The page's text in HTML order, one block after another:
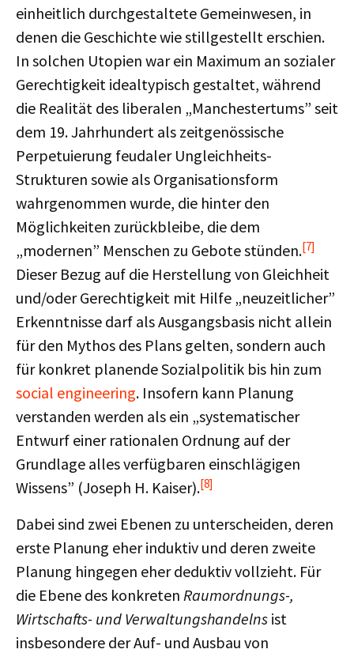
einheitlich durchgestaltete Gemeinwesen, in
denen die Geschichte wie stillgestellt erschien.
In solchen Utopien war ein Maximum an sozialer
Gerechtigkeit idealtypisch gestaltet, während
die Realität des liberalen „Manchestertums” seit
dem 19. Jahrhundert als zeitgenössische
Perpetuierung feudaler Ungleichheits-
Strukturen sowie als Organisationsform
wahrgenommen wurde, die hinter den
Möglichkeiten zurückbleibe, die dem
„modernen” Menschen zu Gebote stünden.[7]
Dieser Bezug auf die Herstellung von Gleichheit
und/oder Gerechtigkeit mit Hilfe „neuzeitlicher”
Erkenntnisse darf als Ausgangsbasis nicht allein
für den Mythos des Plans gelten, sondern auch
für konkret planende Sozialpolitik bis hin zum
social engineering. Insofern kann Planung
verstanden werden als ein „systematischer
Entwurf einer rationalen Ordnung auf der
Grundlage alles verfügbaren einschlägigen
Wissens” (Joseph H. Kaiser).[8]
Dabei sind zwei Ebenen zu unterscheiden, deren
erste Planung eher induktiv und deren zweite
Planung hingegen eher deduktiv vollzieht. Für
die Ebene des konkreten Raumordnungs-,
Wirtschafts- und Verwaltungshandelns ist
insbesondere der Auf- und Ausbau von